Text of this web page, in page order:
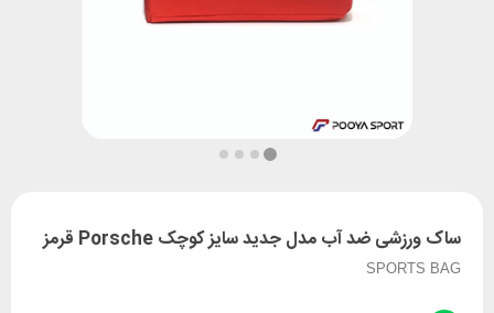
ساک ورزشی ضد آب مدل جدید سایز کوچک Porsche قرمز
SPORTS BAG